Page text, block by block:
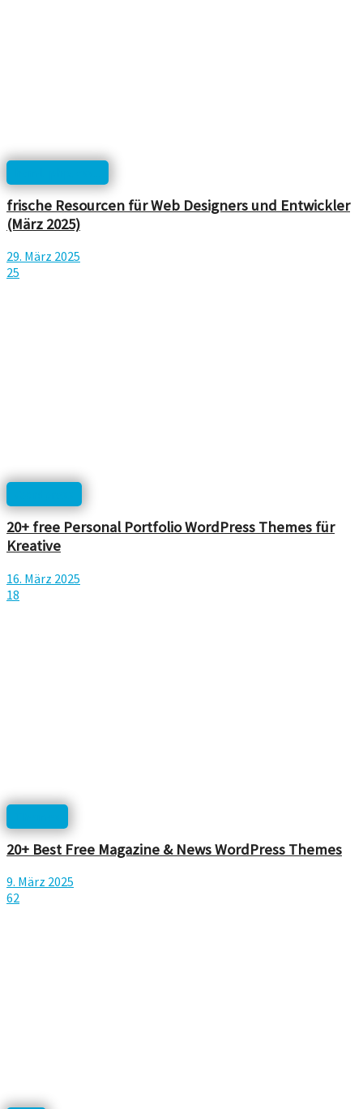
frische Resourcen für Web Designers und Entwickler
(März 2025)
29. März 2025
25
20+ free Personal Portfolio WordPress Themes für
Kreative
16. März 2025
18
20+ Best Free Magazine & News WordPress Themes
9. März 2025
62